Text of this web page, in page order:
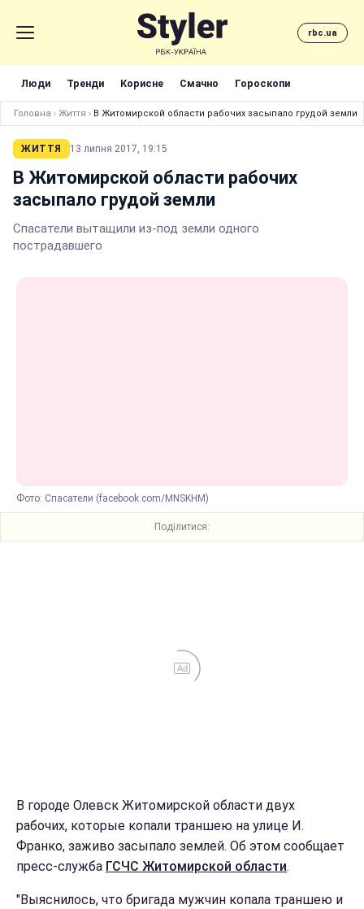
rbc.ua
Люди Тренди Корисне Смачно Гороскопи
Головна › Життя › В Житомирской области рабочих засыпало грудой земли
ЖИТТЯ 13 липня 2017, 19:15
В Житомирской области рабочих
засыпало грудой земли
Спасатели вытащили из-под земли одного
пострадавшего
Фото: Спасатели (facebook.com/MNSKHM)
Поділитися:
Ad
В городе Олевск Житомирской области двух
рабочих, которые копали траншею на улице И.
Франко, заживо засыпало землей. Об этом сообщает
пресс-служба ГСЧС Житомирской области.
"Выяснилось, что бригада мужчин копала траншею и